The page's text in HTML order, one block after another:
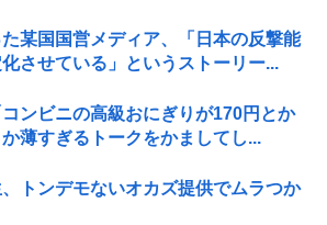
某国国営メディア、「日本の反撃能
させている」というストーリー...
ンビニの高級おにぎりが170円とか
薄すぎるトークをかましてし...
、トンデモないオカズ提供でムラつか